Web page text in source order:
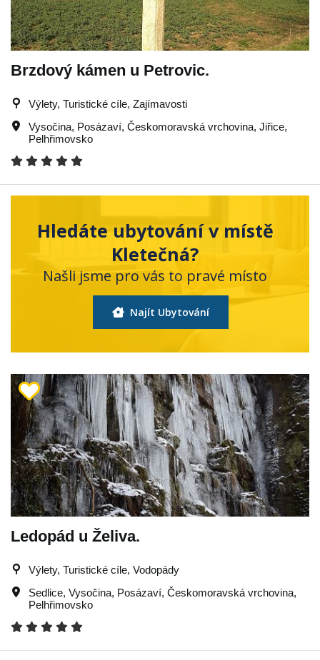
Brzdový kámen u Petrovic.
Výlety, Turistické cíle, Zajímavosti
Vysočina, Posázaví, Českomoravská vrchovina, Jiřice,
Pelhřimovsko
Hledáte ubytování v místě
Kletečná?
Našli jsme pro vás to pravé místo
Najít Ubytování
Ledopád u Želiva.
Výlety, Turistické cíle, Vodopády
Sedlice, Vysočina, Posázaví, Českomoravská vrchovina,
Pelhřimovsko